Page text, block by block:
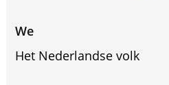
We
Het Nederlandse volk